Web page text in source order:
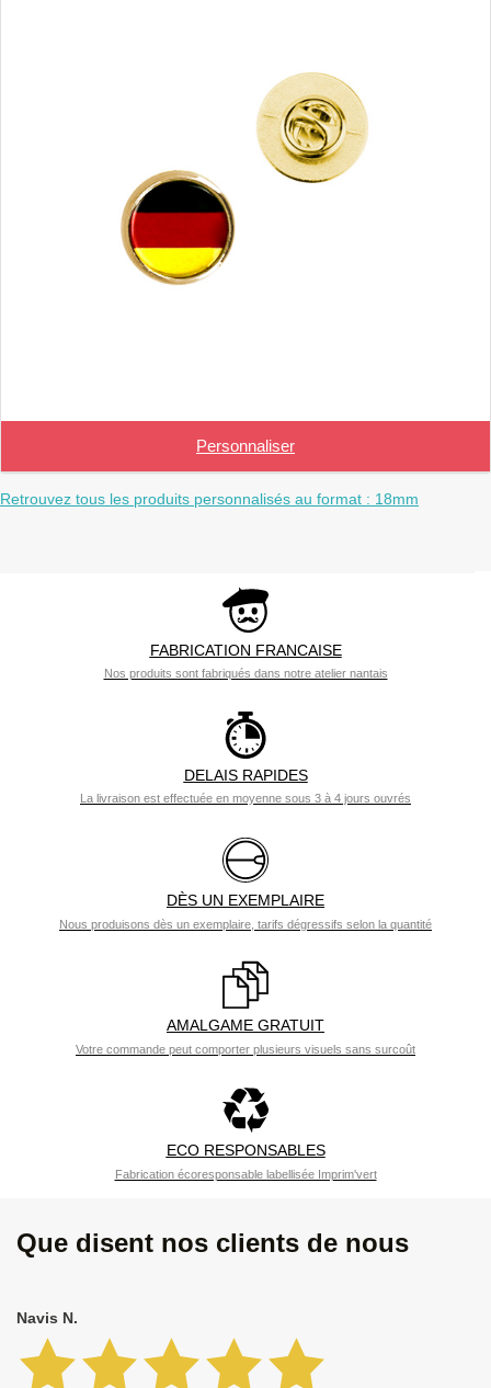
Personnaliser
Retrouvez tous les produits personnalisés au format : 18mm
FABRICATION FRANCAISE
Nos produits sont fabriqués dans notre atelier nantais
DELAIS RAPIDES
La livraison est effectuée en moyenne sous 3 à 4 jours ouvrés
DÈS UN EXEMPLAIRE
Nous produisons dès un exemplaire, tarifs dégressifs selon la quantité
AMALGAME GRATUIT
Votre commande peut comporter plusieurs visuels sans surcoût
ECO RESPONSABLES
Fabrication écoresponsable labellisée Imprim'vert
Que disent nos clients de nous
Navis N.